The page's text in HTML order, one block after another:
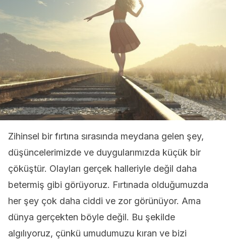
Zihinsel bir fırtına sırasında meydana gelen şey,
düşüncelerimizde ve duygularımızda küçük bir
çöküştür. Olayları gerçek halleriyle değil daha
betermiş gibi görüyoruz. Fırtınada olduğumuzda
her şey çok daha ciddi ve zor görünüyor. Ama
dünya gerçekten böyle değil. Bu şekilde
algılıyoruz, çünkü umudumuzu kıran ve bizi